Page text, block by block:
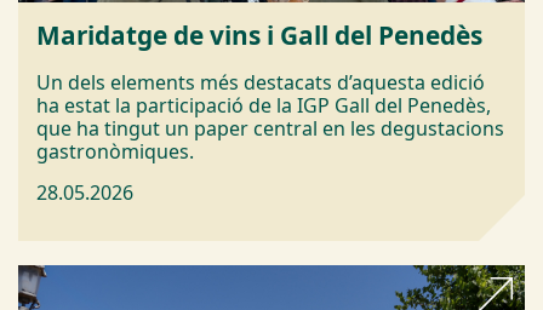
Maridatge de vins i Gall del Penedès
Un dels elements més destacats d’aquesta edició
ha estat la participació de la IGP Gall del Penedès,
que ha tingut un paper central en les degustacions
gastronòmiques.
28.05.2026